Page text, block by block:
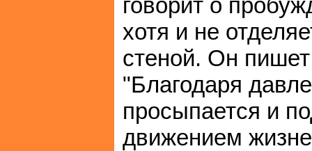
говорит о
хотя и не
стеной. Он
"Благодаря
просыпается и
движением